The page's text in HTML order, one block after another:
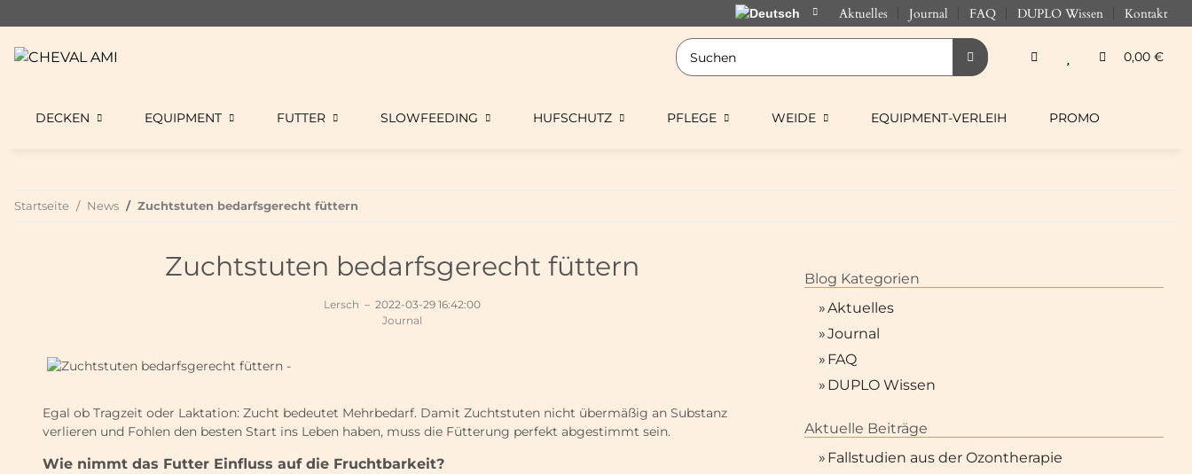
Aktuelles Journal FAQ DUPLO Wissen Kontakt
0,00 €
DECKEN EQUIPMENT FUTTER SLOWFEEDING HUFSCHUTZ PFLEGE WEIDE EQUIPMENT-VERLEIH PROMO
Startseite News Zuchtstuten bedarfsgerecht füttern
Zuchtstuten bedarfsgerecht füttern
Lersch – 2022-03-29 16:42:00
Journal
Egal ob Tragzeit oder Laktation: Zucht bedeutet Mehrbedarf. Damit Zuchtstuten nicht übermäßig an Substanz
verlieren und Fohlen den besten Start ins Leben haben, muss die Fütterung perfekt abgestimmt sein.
Wie nimmt das Futter Einfluss auf die Fruchtbarkeit?
Blog Kategorien
»Aktuelles
»Journal
» FAQ
» DUPLO Wissen
Aktuelle Beiträge
» Fallstudien aus der Ozontherapie